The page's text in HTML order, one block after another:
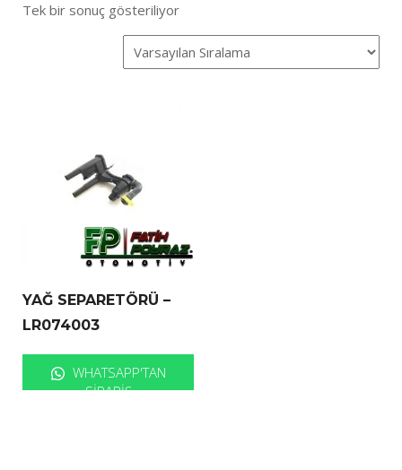
Tek bir sonuç gösteriliyor
YAĞ SEPARETÖRÜ –
LR074003
WHATSAPP'TAN
SIPARIŞ